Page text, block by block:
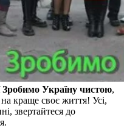
Зробимо Україну чистою,
краще своє життя! Усі,
звертайтеся до